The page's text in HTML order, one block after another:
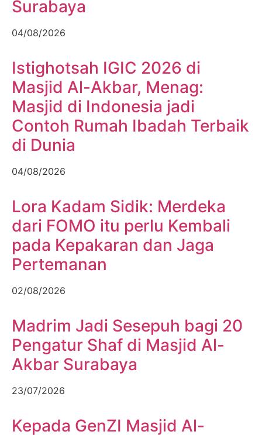
Surabaya
04/08/2026
Istighotsah IGIC 2026 di
Masjid Al-Akbar, Menag:
Masjid di Indonesia jadi
Contoh Rumah Ibadah Terbaik
di Dunia
04/08/2026
Lora Kadam Sidik: Merdeka
dari FOMO itu perlu Kembali
pada Kepakaran dan Jaga
Pertemanan
02/08/2026
Madrim Jadi Sesepuh bagi 20
Pengatur Shaf di Masjid Al-
Akbar Surabaya
23/07/2026
Kepada GenZI Masjid Al-